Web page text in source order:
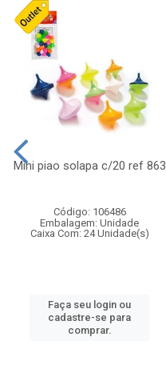
Mini piao solapa c/20 ref 863
Código: 106486
Embalagem: Unidade
Caixa Com: 24 Unidade(s)
Faça seu login ou
cadastre-se para
comprar.